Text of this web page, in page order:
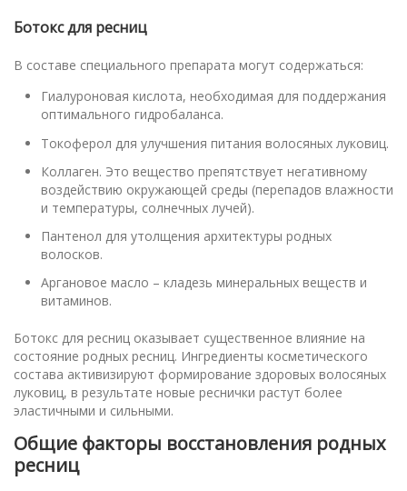
Ботокс для ресниц
В составе специального препарата могут содержаться:
Гиалуроновая кислота, необходимая для поддержания
оптимального гидробаланса.
Токоферол для улучшения питания волосяных луковиц.
Коллаген. Это вещество препятствует негативному
воздействию окружающей среды (перепадов влажности
и температуры, солнечных лучей).
Пантенол для утолщения архитектуры родных
волосков.
Аргановое масло – кладезь минеральных веществ и
витаминов.
Ботокс для ресниц оказывает существенное влияние на
состояние родных ресниц. Ингредиенты косметического
состава активизируют формирование здоровых волосяных
луковиц, в результате новые реснички растут более
эластичными и сильными.
Общие факторы восстановления родных
ресниц